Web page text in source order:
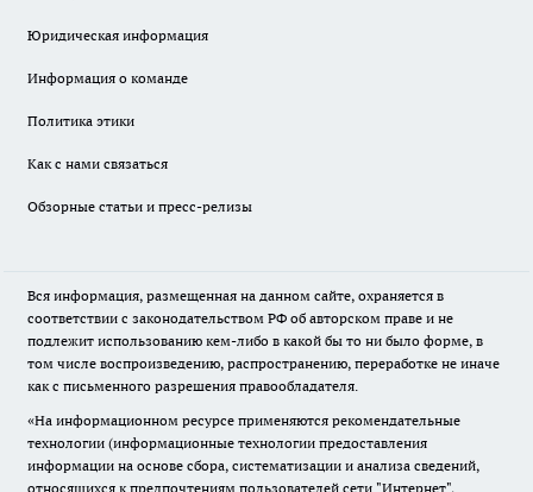
Юридическая информация
Информация о команде
Политика этики
Как с нами связаться
Обзорные статьи и пресс-релизы
Вся информация, размещенная на данном сайте, охраняется в
соответствии с законодательством РФ об авторском праве и не
подлежит использованию кем-либо в какой бы то ни было форме, в
том числе воспроизведению, распространению, переработке не иначе
как с письменного разрешения правообладателя.
«На информационном ресурсе применяются рекомендательные
технологии (информационные технологии предоставления
информации на основе сбора, систематизации и анализа сведений,
относящихся к предпочтениям пользователей сети "Интернет",